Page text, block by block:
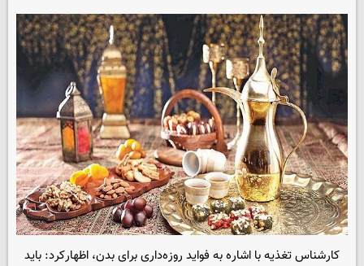
کارشناس تغذیه با اشاره به فواید روزه‌داری برای بدن، اظهارکرد: باید